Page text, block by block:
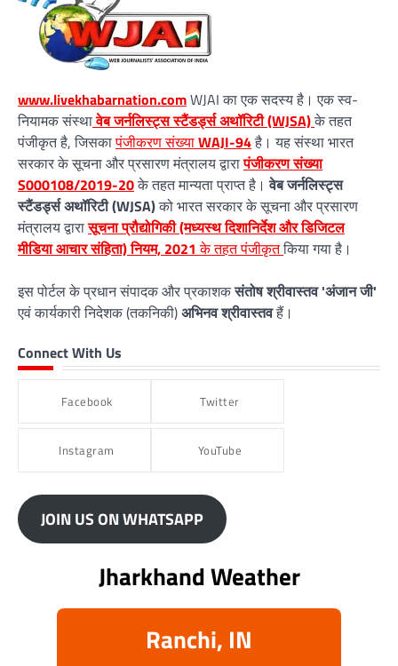
www.livekhabarnation.comWJAI का एक सदस्य है। एक स्व-
नियामक संस्थावेब जर्नलिस्ट्स स्टैंडर्ड्स अथॉरिटी (WJSA)के तहत
पंजीकृत है, जिसकापंजीकरण संख्याWAJI-94है। यह संस्था भारत
सरकार के सूचना और प्रसारण मंत्रालय द्वारापंजीकरण संख्या
S000108/2019-20के तहत मान्यता प्राप्त है।वेब जर्नलिस्ट्स
स्टैंडर्ड्स अथॉरिटी (WJSA)को भारत सरकार के सूचना और प्रसारण
मंत्रालय द्वारासूचना प्रौद्योगिकी (मध्यस्थ दिशानिर्देश और डिजिटल
मीडिया आचार संहिता) नियम, 2021 के तहत पंजीकृतकिया गया है।
इस पोर्टल के प्रधान संपादक और प्रकाशकसंतोष श्रीवास्तव 'अंजान जी'
एवं कार्यकारी निदेशक (तकनिकी)अभिनव श्रीवास्तवहैं।
Connect With Us
Facebook Twitter
Instagram YouTube
JOIN US ON WHATSAPP
Jharkhand Weather
Ranchi, IN